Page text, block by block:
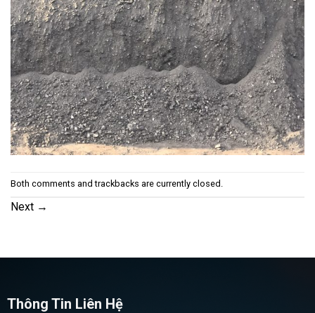
Both comments and trackbacks are currently closed.
Next →
Thông Tin Liên Hệ